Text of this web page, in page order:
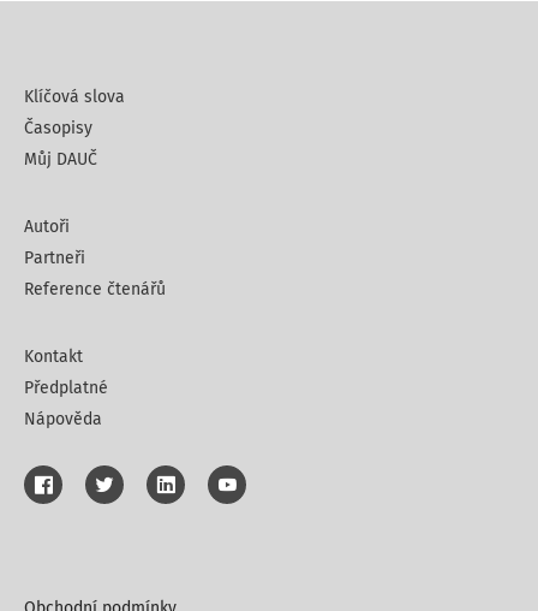
Klíčová slova
Časopisy
Můj DAUČ
Autoři
Partneři
Reference čtenářů
Kontakt
Předplatné
Nápověda